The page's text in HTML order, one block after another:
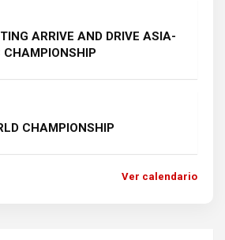
ARRIVE AND DRIVE ASIA-
CHAMPIONSHIP
CHAMPIONSHIP
Ver calendario